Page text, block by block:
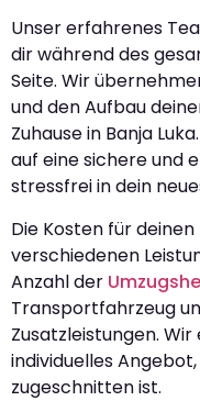
Unser erfahrenes
dir während des
Seite. Wir
und den Aufbau
Zuhause in Banja
auf eine sichere und
stressfrei in dein
Die Kosten für
verschiedenen
Anzahl der
Transportfahrzeug
Zusatzleistungen.
individuelles
zugeschnitten ist.